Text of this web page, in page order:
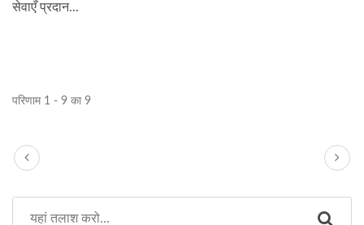
सेवाएँ प्रदान...
परिणाम 1 - 9 का 9